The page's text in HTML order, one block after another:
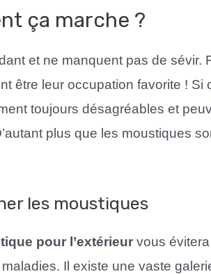
ça marche ?
et ne manquent pas de sévir.
être leur occupation favorite ! Si
toujours désagréables et
plus que les moustiques
les moustiques
pour l’extérieur vous
Il existe une vaste